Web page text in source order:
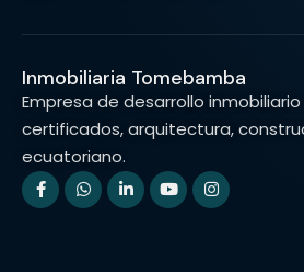
Inmobiliaria Tomebamba
Empresa de desarrollo
certificados, arquitectura,
ecuatoriano.